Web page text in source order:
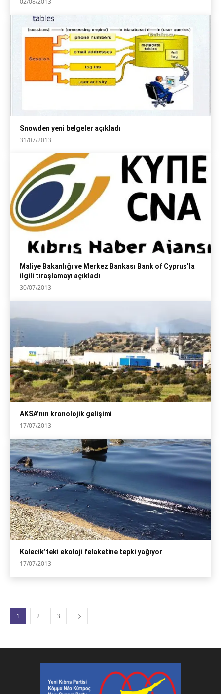
02/08/2013
Snowden yeni belgeler açıkladı
31/07/2013
Maliye Bakanlığı ve Merkez Bankası Bank of Cyprus’la
ilgili tıraşlamayı açıkladı
30/07/2013
AKSA’nın kronolojik gelişimi
17/07/2013
Kalecik’teki ekoloji felaketine tepki yağıyor
17/07/2013
1 2 3